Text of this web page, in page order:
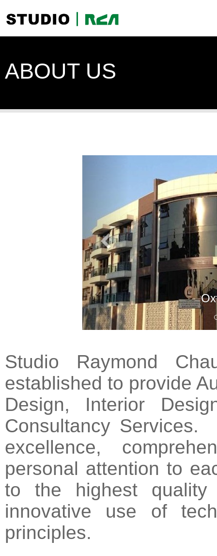
ABOUT US
Studio Raymond
established to provide
Design, Interior
Consultancy
excellence,
personal attention to
to the highest quality
innovative use of
principles.